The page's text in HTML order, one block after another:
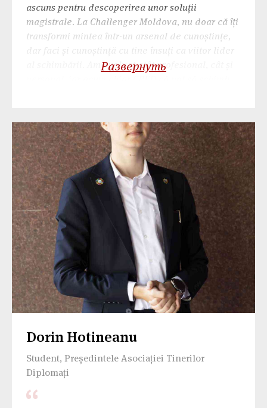
ascuns pentru descoperirea unor soluții
magistrale. La Challenger Moldova, nu doar că îți
transformi mintea într-un arsenal de cunoștințe,
dar faci și cunoștință cu tine însuți ca viitor lider
al schimbării. Am evoluat atât profesional, cât și
Развернуть
Dorin Hotineanu
Student, Președintele Asociației Tinerilor
Diplomați